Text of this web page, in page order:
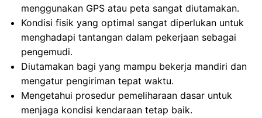
menggunakan GPS atau peta sangat diutamakan.
Kondisi fisik yang optimal sangat diperlukan untuk
menghadapi tantangan dalam pekerjaan sebagai
pengemudi.
Diutamakan bagi yang mampu bekerja mandiri dan
mengatur pengiriman tepat waktu.
Mengetahui prosedur pemeliharaan dasar untuk
menjaga kondisi kendaraan tetap baik.